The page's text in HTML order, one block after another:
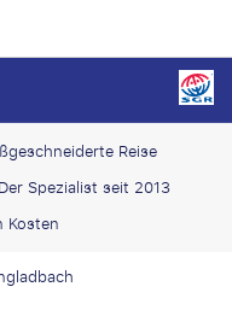
Reise
Der Spezialist seit 2013
Kosten